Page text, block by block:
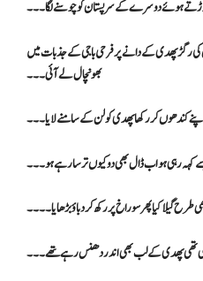
ہوئے دوسرے کے سرپستان کو چوسنے لگا۔۔۔
کی رگڑ پھدی کے دانے پر فرحی باجی کے جذبات میں
بھونچال لے آئی۔۔۔
اپنے کندھوں کر رکھا پھدی کو لن کے سامنے لایا۔۔۔
کہہ رہی ہو اب ڈال بھی دو کیوں ترسا رہے ہو۔۔۔
طرح گیلا کیا پھر سوراخ پر رکھ کر دباؤ بڑھایا ۔۔۔۔
رہی تھی پھدی کے لب بھی اندر دھنس رہے تھے۔۔۔